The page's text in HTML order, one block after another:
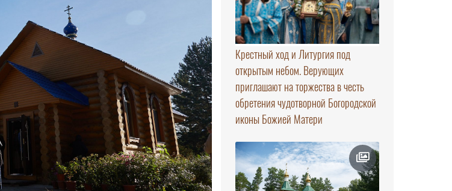
Крестный ход и Литургия под
открытым небом. Верующих
приглашают на торжества в честь
обретения чудотворной Богородской
иконы Божией Матери